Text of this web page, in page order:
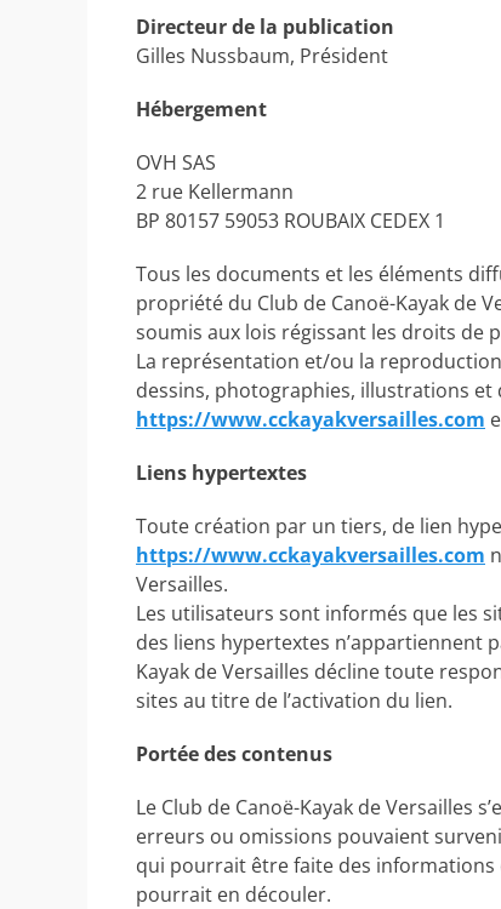
Directeur de la publication
Gilles Nussbaum, Président
Hébergement
OVH SAS
2 rue Kellermann
BP 80157 59053 ROUBAIX CEDEX 1
Tous les documents et les éléments
propriété du Club de Canoë-Kayak de
soumis aux lois régissant les droits de
La représentation et/ou la
dessins, photographies, illustrations et
https://www.cckayakversailles.com
Liens hypertextes
Toute création par un tiers, de lien
https://www.cckayakversailles.com
Versailles.
Les utilisateurs sont informés que les
des liens hypertextes n’appartiennent
Kayak de Versailles décline toute
sites au titre de l’activation du lien.
Portée des contenus
Le Club de Canoë-Kayak de Versailles
erreurs ou omissions pouvaient
qui pourrait être faite des
pourrait en découler.